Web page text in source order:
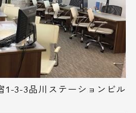
1-3-3品川ステーションビル